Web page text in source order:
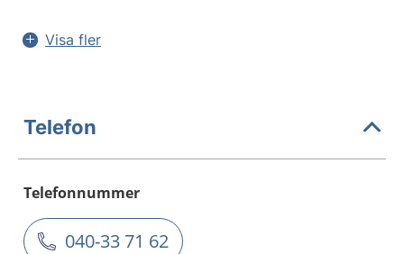
Visa fler
Telefon
Telefonnummer
040-33 71 62